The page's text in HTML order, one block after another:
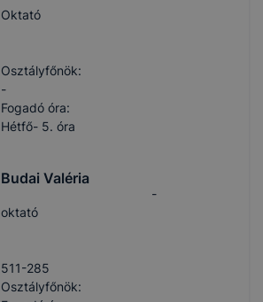
Oktató
Osztályfőnök:
-
Fogadó óra:
Hétfő- 5. óra
Budai Valéria
oktató
-
511-285
Osztályfőnök: